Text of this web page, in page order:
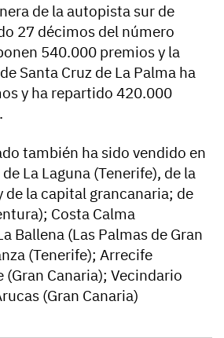
de la autopista sur de
27 décimos del número
540.000 premios y la
Santa Cruz de La Palma ha
y ha repartido 420.000
también ha sido vendido en
La Laguna (Tenerife), de la
la capital grancanaria; de
Costa Calma
Ballena (Las Palmas de Gran
(Tenerife); Arrecife
(Gran Canaria); Vecindario
(Gran Canaria)